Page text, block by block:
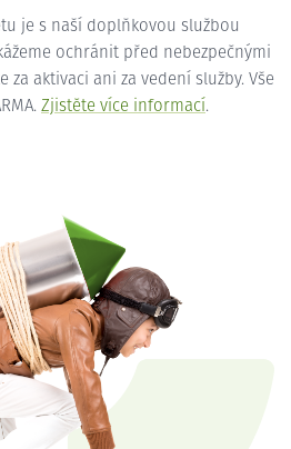
je s naší doplňkovou službou
ochránit před nebezpečnými
za aktivaci ani za vedení služby. Vše
Zjistěte více informací.